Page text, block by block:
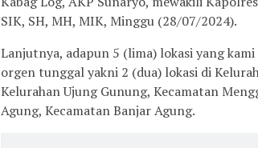
SIK, SH, MH, MIK, Minggu (28/07/2024).
Lanjutnya, adapun 5 (lima) lokasi yang
orgen tunggal yakni 2 (dua) lokasi di
Kelurahan Ujung Gunung, Kecamatan
Agung, Kecamatan Banjar Agung.